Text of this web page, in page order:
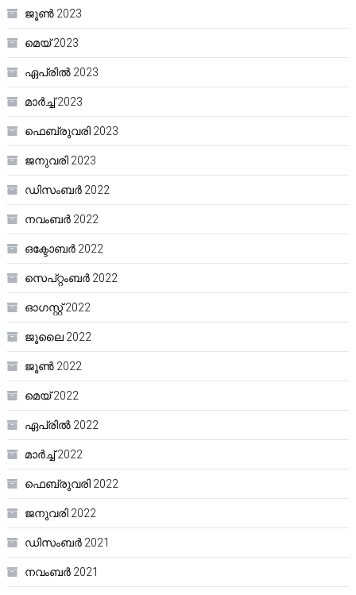
ജൂൺ 2023
മെയ്‌ 2023
ഏപ്രിൽ 2023
മാർച്ച്‌ 2023
ഫെബ്രുവരി 2023
ജനുവരി 2023
ഡിസംബർ 2022
നവംബർ 2022
ഒക്ടോബർ 2022
സെപ്റ്റംബർ 2022
ഓഗസ്റ്റ്‌ 2022
ജൂലൈ 2022
ജൂൺ 2022
മെയ്‌ 2022
ഏപ്രിൽ 2022
മാർച്ച്‌ 2022
ഫെബ്രുവരി 2022
ജനുവരി 2022
ഡിസംബർ 2021
നവംബർ 2021